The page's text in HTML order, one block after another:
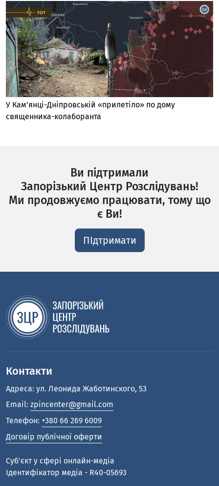
У Кам’янці-Дніпровській «прилетіло» по дому
священника-колаборанта
Ви підтримали
Запорізький Центр Розслідувань!
Ми продовжуємо працювати, тому що
є Ви!
ПІдтримати
Контакти
Адреса: ул. Леонида Жаботинского, 53
Email: zpincenter@gmail.com
Телефон: +380 66 269 6009
Договір публічної оферти
Cуб'єкт у сфері онлайн-медіа
Ідентифікатор медіа - R40-05693